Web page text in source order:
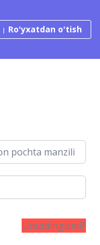
Ro'yxatdan o'tish
Unutdingizmi?